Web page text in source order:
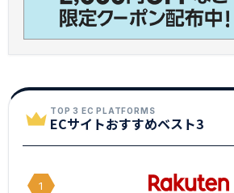
TOP 3 EC PLATFORMS
ECサイトおすすめベスト3
1